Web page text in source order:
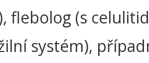
flebolog (s
systém),